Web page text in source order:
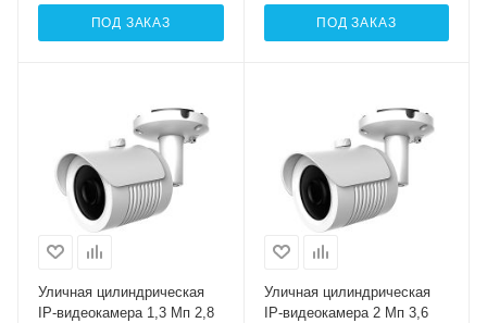
ПОД ЗАКАЗ ПОД ЗАКАЗ
Уличная цилиндрическая
IP-видеокамера 1,3 Мп 2,8
Уличная цилиндрическая
IP-видеокамера 2 Мп 3,6